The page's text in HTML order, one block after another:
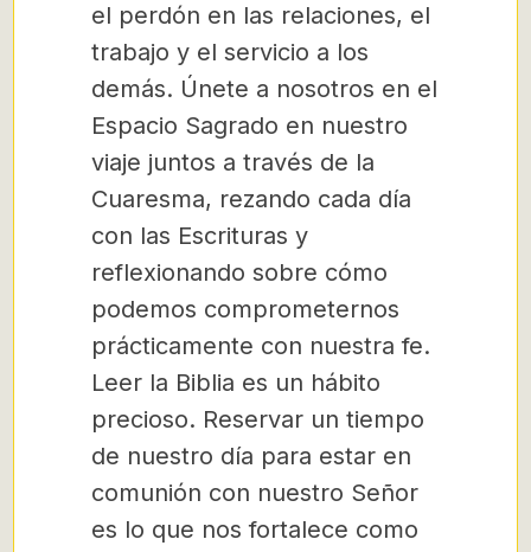
el perdón en las relaciones, el
trabajo y el servicio a los
demás. Únete a nosotros en el
Espacio Sagrado en nuestro
viaje juntos a través de la
Cuaresma, rezando cada día
con las Escrituras y
reflexionando sobre cómo
podemos comprometernos
prácticamente con nuestra fe.
Leer la Biblia es un hábito
precioso. Reservar un tiempo
de nuestro día para estar en
comunión con nuestro Señor
es lo que nos fortalece como